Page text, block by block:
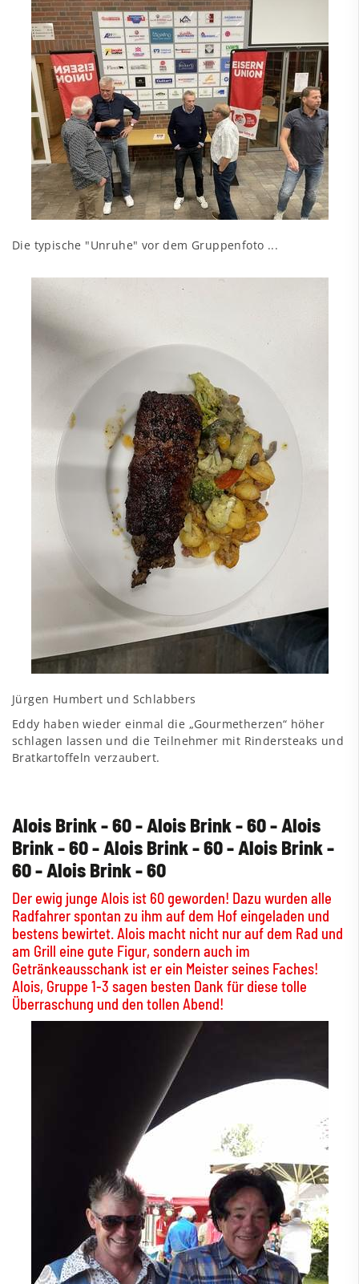
Die typische "Unruhe" vor dem Gruppenfoto ...
Jürgen Humbert und Schlabbers
Eddy haben wieder einmal die „Gourmetherzen“ höher
schlagen lassen und die Teilnehmer mit Rindersteaks und
Bratkartoffeln verzaubert.
Alois Brink - 60 - Alois Brink - 60 - Alois
Brink - 60 - Alois Brink - 60 - Alois Brink -
60 - Alois Brink - 60
Der ewig junge Alois ist 60 geworden! Dazu wurden alle
Radfahrer spontan zu ihm auf dem Hof eingeladen und
bestens bewirtet. Alois macht nicht nur auf dem Rad und
am Grill eine gute Figur, sondern auch im
Getränkeausschank ist er ein Meister seines Faches!
Alois, Gruppe 1-3 sagen besten Dank für diese tolle
Überraschung und den tollen Abend!